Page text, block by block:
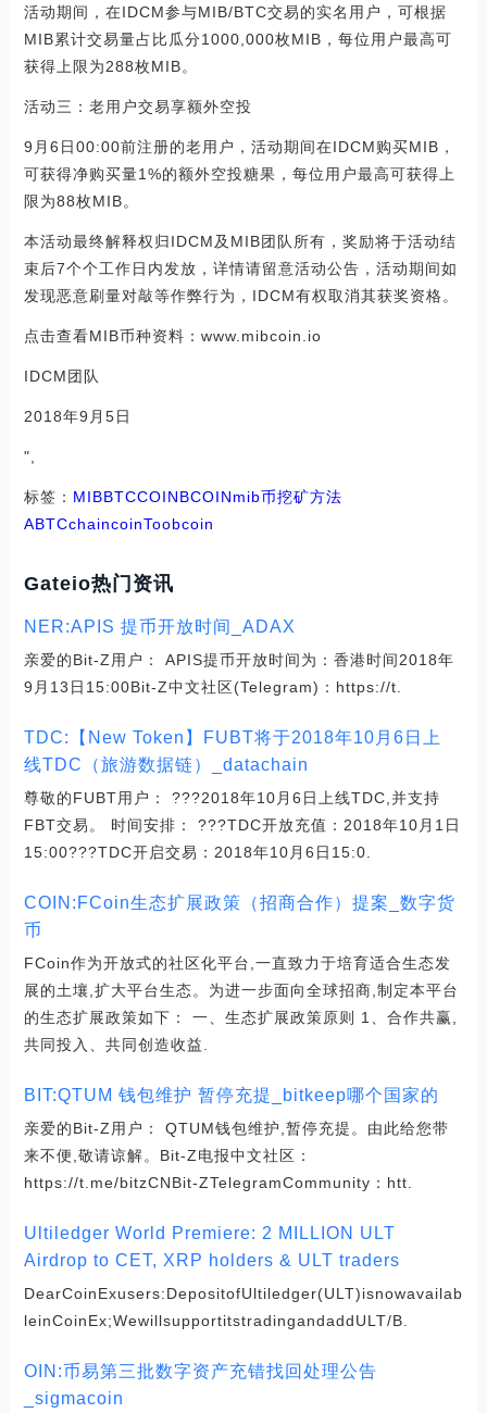
活动期间，在IDCM参与MIB/BTC交易的实名用户，可根据
MIB累计交易量占比瓜分1000,000枚MIB，每位用户最高可
获得上限为288枚MIB。
活动三：老用户交易享额外空投
9月6日00:00前注册的老用户，活动期间在IDCM购买MIB，
可获得净购买量1%的额外空投糖果，每位用户最高可获得上
限为88枚MIB。
本活动最终解释权归IDCM及MIB团队所有，奖励将于活动结
束后7个个工作日内发放，详情请留意活动公告，活动期间如
发现恶意刷量对敲等作弊行为，IDCM有权取消其获奖资格。
点击查看MIB币种资料：www.mibcoin.io
IDCM团队
2018年9月5日
",
标签： MIBBTCCOINBCOINmib币挖矿方法
ABTCchaincoinToobcoin
Gateio热门资讯
NER:APIS 提币开放时间_ADAX
亲爱的Bit-Z用户： APIS提币开放时间为：香港时间2018年
9月13日15:00Bit-Z中文社区(Telegram)：https://t.
TDC:【New Token】FUBT将于2018年10月6日上
线TDC（旅游数据链）_datachain
尊敬的FUBT用户： ???2018年10月6日上线TDC,并支持
FBT交易。 时间安排： ???TDC开放充值：2018年10月1日
15:00???TDC开启交易：2018年10月6日15:0.
COIN:FCoin生态扩展政策（招商合作）提案_数字货
币
FCoin作为开放式的社区化平台,一直致力于培育适合生态发
展的土壤,扩大平台生态。为进一步面向全球招商,制定本平台
的生态扩展政策如下： 一、生态扩展政策原则 1、合作共赢,
共同投入、共同创造收益.
BIT:QTUM 钱包维护 暂停充提_bitkeep哪个国家的
亲爱的Bit-Z用户： QTUM钱包维护,暂停充提。由此给您带
来不便,敬请谅解。Bit-Z电报中文社区：
https://t.me/bitzCNBit-ZTelegramCommunity：htt.
Ultiledger World Premiere: 2 MILLION ULT
Airdrop to CET, XRP holders & ULT traders
DearCoinExusers:DepositofUltiledger(ULT)isnowavailab
leinCoinEx;WewillsupportitstradingandaddULT/B.
OIN:币易第三批数字资产充错找回处理公告
_sigmacoin